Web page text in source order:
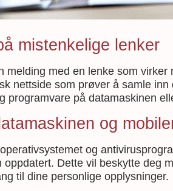
mistenkelige lenker
melding med en lenke som
nettside som prøver å samle
programvare på datamaskinen
og
og
oppdatert. Dette vil beskytte deg
til dine personlige opplysninger.